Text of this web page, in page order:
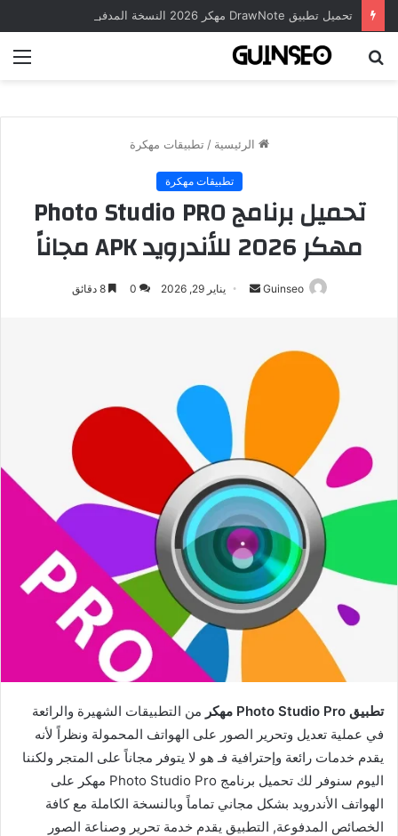
الرئيسية / تطبيقات مهكرة
تطبيقات مهكرة
تحميل برنامج Photo Studio PRO
مهكر 2026 للأندرويد APK مجاناً
Guinseo
أرسليناير 29, 2026 0 8 دقائق
تطبيق Photo Studio Pro مهكر
من التطبيقات الشهيرة والرائعة
في عملية تعديل وتحرير الصور على الهواتف المحمولة ونظراً لأنه
يقدم خدمات رائعة وإحترافية فـ هو لا يتوفر مجاناً على المتجر ولكننا
اليوم سنوفر لك تحميل برنامج Photo Studio Pro مهكر على
الهواتف الأندرويد بشكل مجاني تماماً وبالنسخة الكاملة مع كافة
الخصائص المدفوعة, التطبيق يقدم خدمة تحرير وصناعة الصور